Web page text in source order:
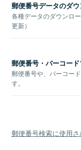
郵便番号データのダ
各種データのダウンロ
更新）
郵便番号・バーコー
郵便番号や、バーコー
す。
郵便番号検索に使用